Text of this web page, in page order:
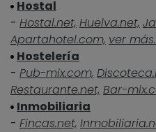
Hostal
- Hostal.net, Huelva.net,
Apartahotel.com, ver
Hostelería
- Pub-mix.com,
Restaurante.net, Bar-
Inmobiliaria
- Fincas.net,